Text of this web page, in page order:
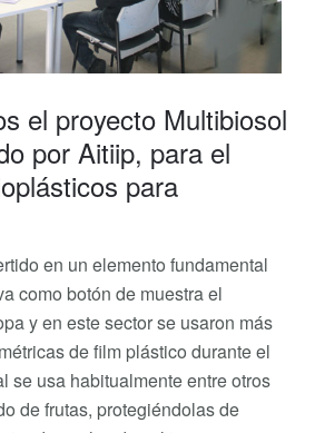
el proyecto Multibiosol
por Aitiip, para el
para
en un elemento fundamental
como botón de muestra el
y en este sector se usaron más
de film plástico durante el
se usa habitualmente entre otros
de frutas, protegiéndolas de